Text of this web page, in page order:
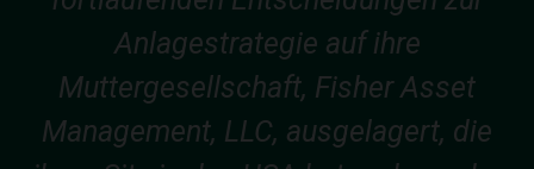
Anlagestrategie auf ihre
Muttergesellschaft, Fisher Asset
Management, LLC, ausgelagert, die